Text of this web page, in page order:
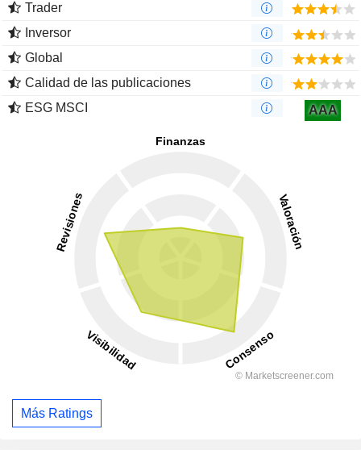
Trader
Inversor
Global
Calidad de las publicaciones
ESG MSCI
AAA
Más Ratings